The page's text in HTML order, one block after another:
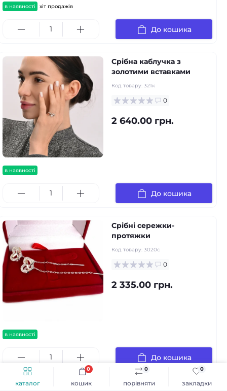
каталог порівняти
0
закладки
0
кошик
0
в наявності хіт продажів
До кошика
в наявності
Срібна каблучка з
золотими вставками
Код товару: 321к
0
2 640.00 грн.
До кошика
в наявності
Срібні сережки-
протяжки
Код товару: 3020с
0
2 335.00 грн.
До кошика